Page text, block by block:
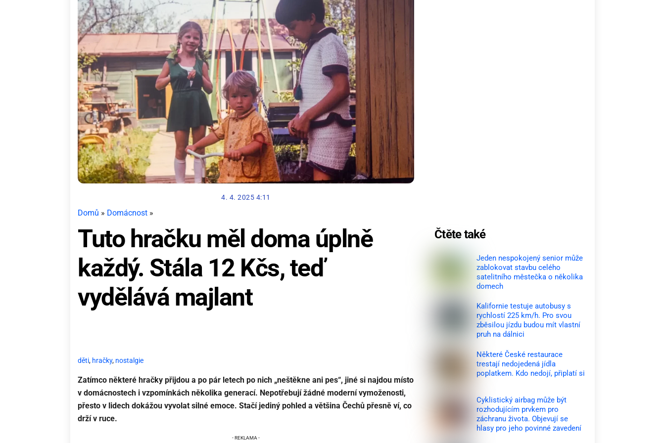
4. 4. 2025 4:11
Domů » Domácnost »
Tuto hračku měl doma úplně
každý. Stála 12 Kčs, teď
vydělává majlant
děti, hračky, nostalgie
Zatímco některé hračky přijdou a po pár letech po nich „neštěkne ani pes“, jiné si najdou místo
v domácnostech i vzpomínkách několika generací. Nepotřebují žádné moderní vymoženosti,
přesto v lidech dokážou vyvolat silné emoce. Stačí jediný pohled a většina Čechů přesně ví, co
drží v ruce.
Čtěte také
Jeden nespokojený senior může
zablokovat stavbu celého
satelitního městečka o několika
domech
Kalifornie testuje autobusy s
rychlostí 225 km/h. Pro svou
zběsilou jízdu budou mít vlastní
pruh na dálnici
Některé České restaurace
trestají nedojedená jídla
poplatkem. Kdo nedojí, připlatí si
Cyklistický airbag může být
rozhodujícím prvkem pro
záchranu života. Objevují se
hlasy pro jeho povinné zavedení